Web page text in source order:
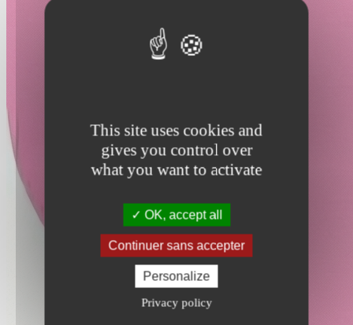
This site uses cookies and
gives you control over
what you want to activate
OK, accept all
Continuer sans accepter
Personalize
Privacy policy